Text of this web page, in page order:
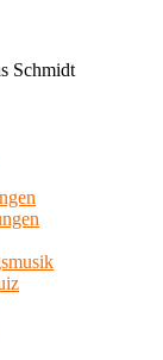
Schmidt